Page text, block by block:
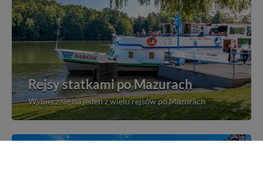
Rejsy statkami po Mazurach
Wybierz się na jeden z wielu rejsów po Mazurach